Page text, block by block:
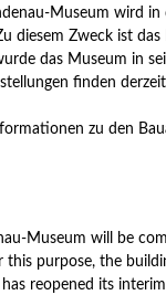
Museum wird
diesem Zweck ist
das Museum in
finden
zu den
Museum will be
this purpose, the
reopened its